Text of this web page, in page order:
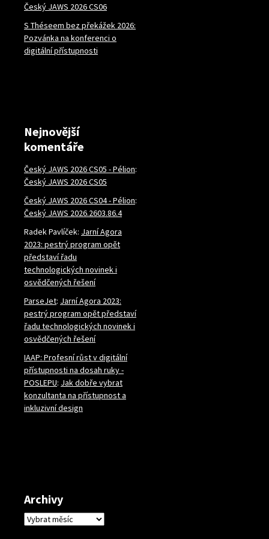
Český JAWS 2026 CS06
S Théseem bez překážek 2026:
Pozvánka na konferenci o
digitální přístupnosti
Nejnovější
komentáře
Český JAWS 2026 CS05 - Pélion:
Český JAWS 2026 CS05
Český JAWS 2026 CS04 - Pélion:
Český JAWS 2026.2603.86.4
Radek Pavlíček: Jarní Agora
2023: pestrý program opět
představí řadu
technologických novinek i
osvědčených řešení
ParseJet: Jarní Agora 2023:
pestrý program opět představí
řadu technologických novinek i
osvědčených řešení
IAAP: Profesní růst v digitální
přístupnosti na dosah ruky -
POSLEPU: Jak dobře vybrat
konzultanta na přístupnost a
inkluzivní design
Archivy
Archivy